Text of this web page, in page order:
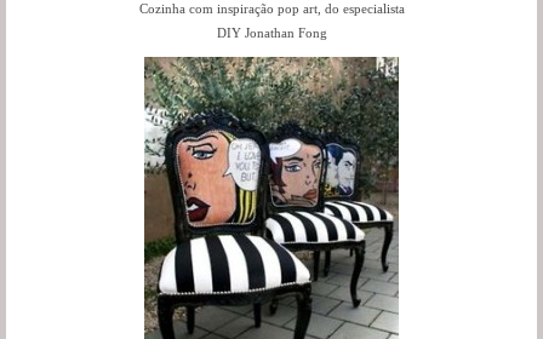
Cozinha com inspiração pop art, do especialista
DIY Jonathan Fong